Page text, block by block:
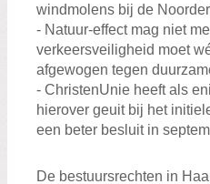
windmolens bij de
- Natuur-effect mag niet
verkeersveiligheid moet
afgewogen tegen
- ChristenUnie heeft als
hierover geuit bij het
een beter besluit in
De bestuursrechten in